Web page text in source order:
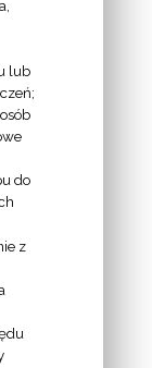
lub
do
z